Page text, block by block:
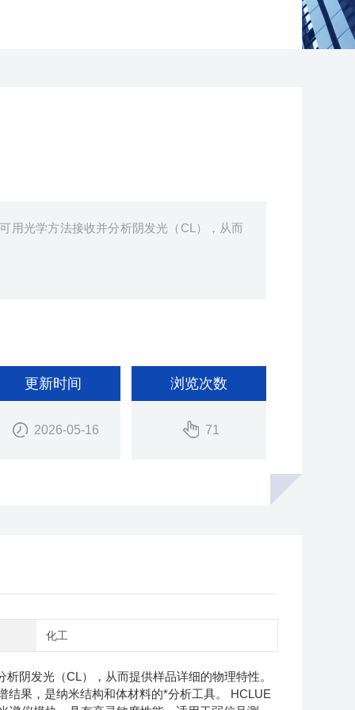
用光学方法接收并分析阴发光（CL），从而
更新时间
2026-05-16
浏览次数
71
化工
阴发光（CL），从而提供样品详细的物理特性。
果，是纳米结构和体材料的*分析工具。 HCLUE